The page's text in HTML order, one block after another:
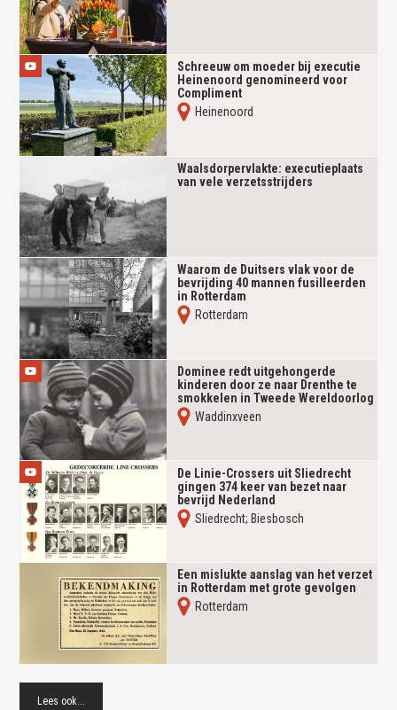
Schreeuw om moeder bij executie
Heinenoord genomineerd voor
Compliment
Heinenoord
Waalsdorpervlakte: executieplaats
van vele verzetsstrijders
Waarom de Duitsers vlak voor de
bevrijding 40 mannen fusilleerden
in Rotterdam
Rotterdam
Dominee redt uitgehongerde
kinderen door ze naar Drenthe te
smokkelen in Tweede Wereldoorlog
Waddinxveen
De Linie-Crossers uit Sliedrecht
gingen 374 keer van bezet naar
bevrijd Nederland
Sliedrecht; Biesbosch
Een mislukte aanslag van het verzet
in Rotterdam met grote gevolgen
Rotterdam
Lees ook...